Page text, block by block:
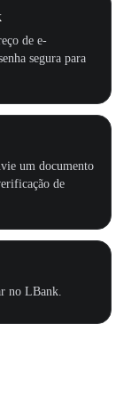
de e-
segura para
um documento
de
no LBank.